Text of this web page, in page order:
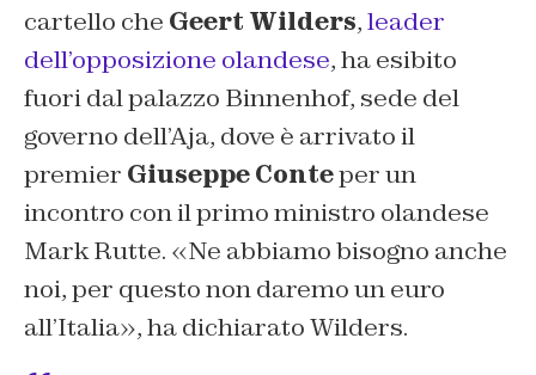
cartello che Geert Wilders,leader
dell’opposizione olandese, ha esibito
fuori dal palazzo Binnenhof, sede del
governo dell’Aja, dove è arrivato il
premier Giuseppe Conteper un
incontro con il primo ministro olandese
Mark Rutte. «Ne abbiamo bisogno anche
noi, per questo non daremo un euro
all’Italia», ha dichiarato Wilders.